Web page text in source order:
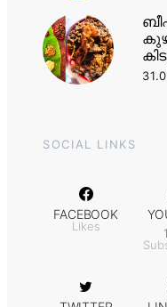
SOCIAL LINKS
FACEBOOK
Likes